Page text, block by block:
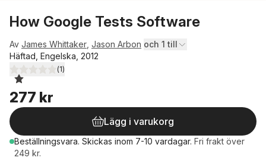
How Google Tests Software
Av James Whittaker Jason Arbon och 1 till
Häftad, Engelska, 2012
1,0utav 5 stjärnor. Totalt antal röster:
(1)
277 kr
Lägg i varukorg
Beställningsvara. Skickas inom 7-10 vardagar. Fri frakt över
249 kr.